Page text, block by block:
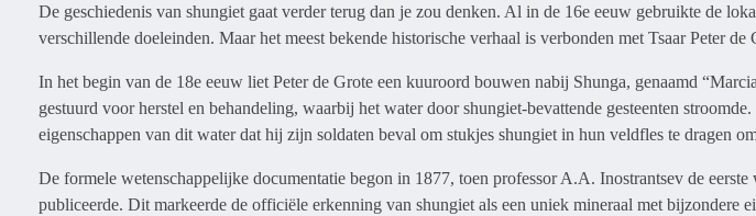
De geschiedenis van shungiet gaat verder terug dan je zou denken. Al in de 16e eeuw gebruikte de
verschillende doeleinden. Maar het meest bekende historische verhaal is verbonden met Tsaar Peter de
In het begin van de 18e eeuw liet Peter de Grote een kuuroord bouwen nabij Shunga, genaamd
gestuurd voor herstel en behandeling, waarbij het water door shungiet-bevattende gesteenten
eigenschappen van dit water dat hij zijn soldaten beval om stukjes shungiet in hun veldfles te dragen
De formele wetenschappelijke documentatie begon in 1877, toen professor A.A. Inostrantsev de
publiceerde. Dit markeerde de officiële erkenning van shungiet als een uniek mineraal met bijzondere